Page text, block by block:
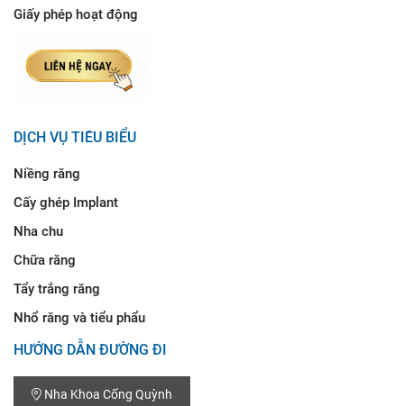
Giấy phép hoạt động
DỊCH VỤ TIÊU BIỂU
Niềng răng
Cấy ghép Implant
Nha chu
Chữa răng
Tẩy trắng răng
Nhổ răng và tiểu phẩu
HƯỚNG DẪN ĐƯỜNG ĐI
Nha Khoa Cống Quỳnh